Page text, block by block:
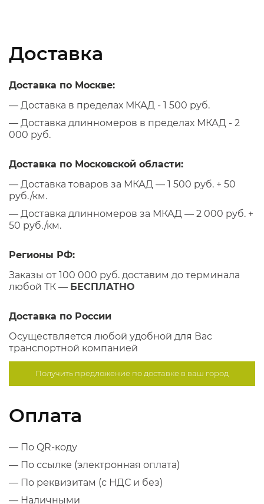
Доставка
Доставка по Москве:
— Доставка в пределах МКАД - 1 500 руб.
— Доставка длинномеров в пределах МКАД - 2
000 руб.
Доставка по Московской области:
— Доставка товаров за МКАД — 1 500 руб. + 50
руб./км.
— Доставка длинномеров за МКАД — 2 000 руб. +
50 руб./км.
Регионы РФ:
Заказы от 100 000 руб. доставим до терминала
любой ТК — БЕСПЛАТНО
Доставка по России
Осуществляется любой удобной для Вас
транспортной компанией
Получить предложение подоставке в ваш город
Оплата
— По QR-коду
— По ссылке (электронная оплата)
— По реквизитам (с НДС и без)
— Наличными